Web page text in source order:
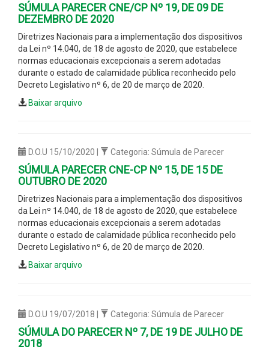
SÚMULA PARECER CNE/CP Nº 19, DE 09 DE
DEZEMBRO DE 2020
Diretrizes Nacionais para a implementação dos dispositivos
da Lei nº 14.040, de 18 de agosto de 2020, que estabelece
normas educacionais excepcionais a serem adotadas
durante o estado de calamidade pública reconhecido pelo
Decreto Legislativo nº 6, de 20 de março de 2020.
Baixar arquivo
D.O.U 15/10/2020 | Categoria: Súmula de Parecer
SÚMULA PARECER CNE-CP Nº 15, DE 15 DE
OUTUBRO DE 2020
Diretrizes Nacionais para a implementação dos dispositivos
da Lei nº 14.040, de 18 de agosto de 2020, que estabelece
normas educacionais excepcionais a serem adotadas
durante o estado de calamidade pública reconhecido pelo
Decreto Legislativo nº 6, de 20 de março de 2020.
Baixar arquivo
D.O.U 19/07/2018 | Categoria: Súmula de Parecer
SÚMULA DO PARECER Nº 7, DE 19 DE JULHO DE
2018